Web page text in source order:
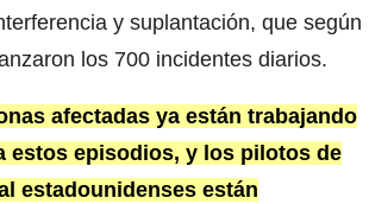
y suplantación, que según
los 700 incidentes diarios.
afectadas ya están trabajando
estos episodios, y los pilotos de
estadounidenses están